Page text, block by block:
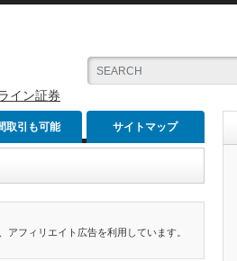
イン証券
取引も可能 サイトマップ
アフィリエイト広告を利用しています。